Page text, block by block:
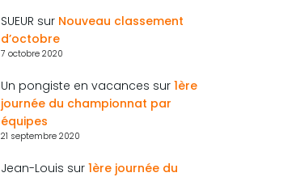
SUEUR sur Nouveau classement
d’octobre
7 octobre 2020
Un pongiste en vacances sur 1ère
journée du championnat par
équipes
21 septembre 2020
Jean-Louis sur 1ère journée du